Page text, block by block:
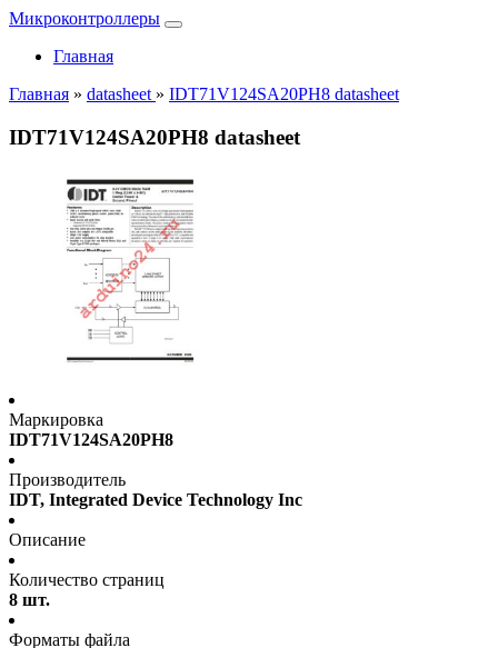
Микроконтроллеры
Главная
Главная » datasheet » IDT71V124SA20PH8 datasheet
IDT71V124SA20PH8 datasheet
Маркировка
IDT71V124SA20PH8
Производитель
IDT, Integrated Device Technology Inc
Описание
Количество страниц
8 шт.
Форматы файла